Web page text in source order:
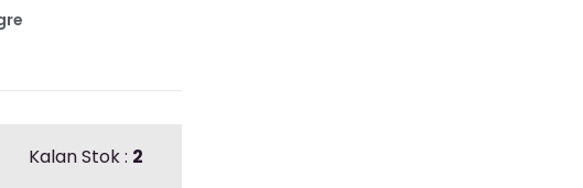
Kalan Stok : 2